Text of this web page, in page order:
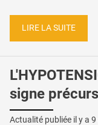
LIRE LA SUITE
signe
Actualité publiée il y a 9